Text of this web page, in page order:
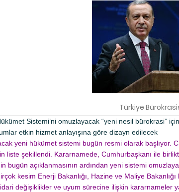
Türkiye
Sistemi’ni omuzlayacak “yeni nesil bürokrasi”
etkin hizmet anlayışına göre dizayn edilecek
yeni hükümet sistemi bugün resmi olarak başlıyor.
liste şekillendi. Kararnamede, Cumhurbaşkanı ile
bugün açıklanmasının ardından yeni sistemi
kesim Enerji Bakanlığı, Hazine ve Maliye
değişiklikler ve uyum sürecine ilişkin kararnameler